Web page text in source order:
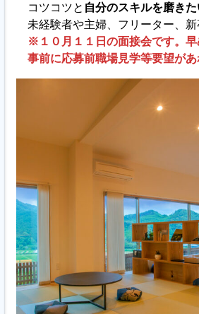
コツコツと 自分のスキルを磨き
未経験者や主婦、フリーター、
※１０月１１日の面接会です。
事前に応募前職場見学等要望が